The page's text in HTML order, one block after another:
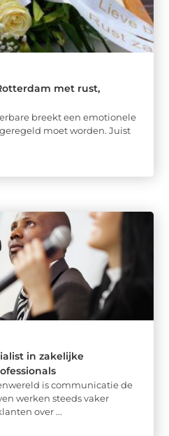
met rust,
breekt een emotionele
moet worden. Juist
in zakelijke
is communicatie de
werken steeds vaker
over ...